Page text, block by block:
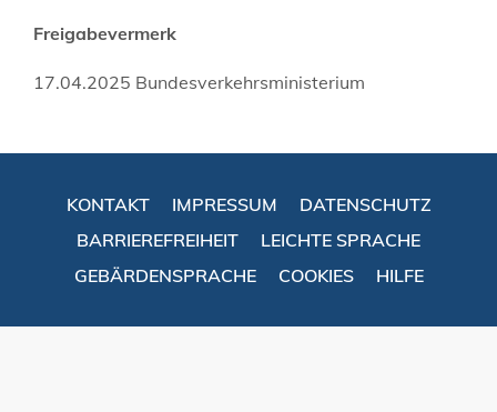
Freigabevermerk
17.04.2025 Bundesverkehrsministerium
KONTAKT IMPRESSUM
DATENSCHUTZ
BARRIEREFREIHEIT
LEICHTE SPRACHE
GEBÄRDENSPRACHE
COOKIES HILFE